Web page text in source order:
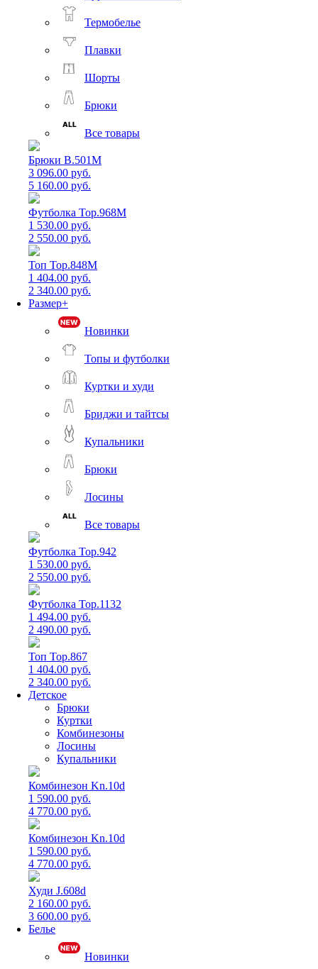
Термобелье
Плавки
Шорты
Брюки
Все товары
Брюки B.501M
3 096.00 руб.
5 160.00 руб.
Футболка Top.968M
1 530.00 руб.
2 550.00 руб.
Топ Top.848M
1 404.00 руб.
2 340.00 руб.
Размер+
Новинки
Топы и футболки
Куртки и худи
Бриджи и тайтсы
Купальники
Брюки
Лосины
Все товары
Футболка Top.942
1 530.00 руб.
2 550.00 руб.
Футболка Top.1132
1 494.00 руб.
2 490.00 руб.
Топ Top.867
1 404.00 руб.
2 340.00 руб.
Детское
Брюки
Куртки
Комбинезоны
Лосины
Купальники
Комбинезон Kn.10d
1 590.00 руб.
4 770.00 руб.
Комбинезон Kn.10d
1 590.00 руб.
4 770.00 руб.
Худи J.608d
2 160.00 руб.
3 600.00 руб.
Белье
Новинки